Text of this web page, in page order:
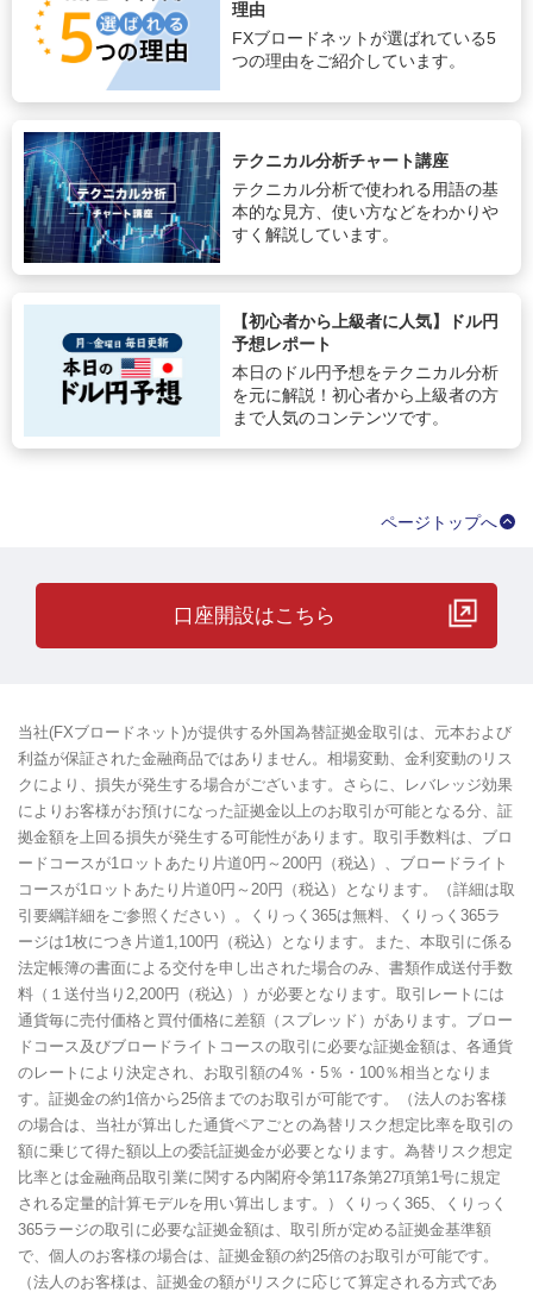
理由
FXブロードネットが選ばれている5
つの理由をご紹介しています。
テクニカル分析チャート講座
テクニカル分析で使われる用語の基
本的な見方、使い方などをわかりや
すく解説しています。
【初心者から上級者に人気】ドル円
予想レポート
本日のドル円予想をテクニカル分析
を元に解説！初心者から上級者の方
まで人気のコンテンツです。
ページトップへ
口座開設はこちら
当社(FXブロードネット)が提供する外国為替証拠金取引は、元本および
利益が保証された金融商品ではありません。相場変動、金利変動のリス
クにより、損失が発生する場合がございます。さらに、レバレッジ効果
によりお客様がお預けになった証拠金以上のお取引が可能となる分、証
拠金額を上回る損失が発生する可能性があります。取引手数料は、ブロ
ードコースが1ロットあたり片道0円～200円（税込）、ブロードライト
コースが1ロットあたり片道0円～20円（税込）となります。（詳細は取
引要綱詳細をご参照ください）。くりっく365は無料、くりっく365ラ
ージは1枚につき片道1,100円（税込）となります。また、本取引に係る
法定帳簿の書面による交付を申し出された場合のみ、書類作成送付手数
料（１送付当り2,200円（税込））が必要となります。取引レートには
通貨毎に売付価格と買付価格に差額（スプレッド）があります。ブロー
ドコース及びブロードライトコースの取引に必要な証拠金額は、各通貨
のレートにより決定され、お取引額の4％・5％・100％相当となりま
す。証拠金の約1倍から25倍までのお取引が可能です。（法人のお客様
の場合は、当社が算出した通貨ペアごとの為替リスク想定比率を取引の
額に乗じて得た額以上の委託証拠金が必要となります。為替リスク想定
比率とは金融商品取引業に関する内閣府令第117条第27項第1号に規定
される定量的計算モデルを用い算出します。）くりっく365、くりっく
365ラージの取引に必要な証拠金額は、取引所が定める証拠金基準額
で、個人のお客様の場合は、証拠金額の約25倍のお取引が可能です。
（法人のお客様は、証拠金の額がリスクに応じて算定される方式であ